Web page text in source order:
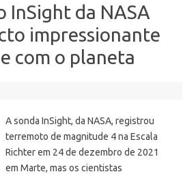
InSight da NASA
impressionante
com o planeta
A sonda InSight, da NASA, registrou
terremoto de magnitude 4 na Escala
Richter em 24 de dezembro de 2021
em Marte, mas os cientistas